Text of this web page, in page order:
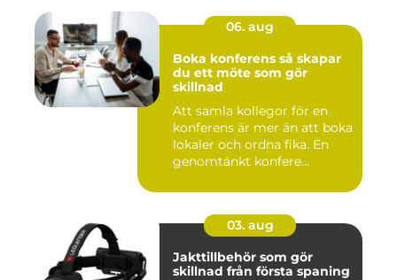
06. aug
Boka konferens så skapar
du ett möte som gör
skillnad
Att samla kollegor för en
konferens är mer än att boka
lokaler och ordna fika. En
genomtänkt konfere...
03. aug
Jakttillbehör som gör
skillnad från första spaning